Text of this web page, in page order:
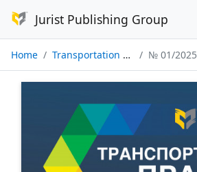
Jurist Publishing Group
Home Transportation Law № 01/2025